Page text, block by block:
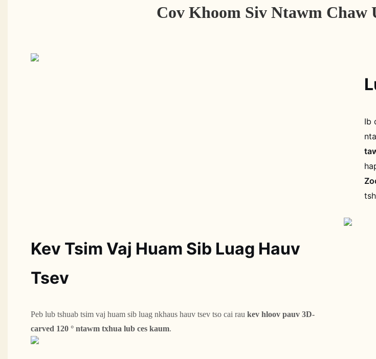
Cov Khoom Siv Ntawm Chaw
Ib
Kev Tsim Vaj Huam Sib Luag Hauv
Tsev
Peb lub tshuab tsim vaj huam sib luag nkhaus hauv tsev tso cai rau kev hloov pauv 3D-
carved 120 ° ntawm txhua lub ces kaum.